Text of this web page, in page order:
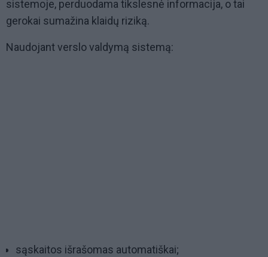
sistemoje, perduodama tikslesnė informacija, o tai
gerokai sumažina klaidų riziką.
Naudojant verslo valdymą sistemą:
sąskaitos išrašomas automatiškai;